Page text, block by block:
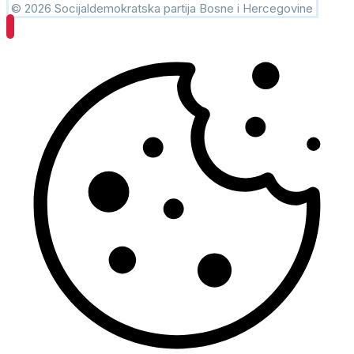
© 2026 Socijaldemokratska partija Bosne i Hercegovine